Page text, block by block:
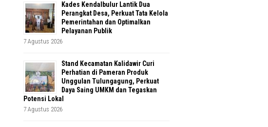
Kades Kendalbulur Lantik Dua
Perangkat Desa, Perkuat Tata Kelola
Pemerintahan dan Optimalkan
Pelayanan Publik
7 Agustus 2026
Stand Kecamatan Kalidawir Curi
Perhatian di Pameran Produk
Unggulan Tulungagung, Perkuat
Daya Saing UMKM dan Tegaskan
Potensi Lokal
7 Agustus 2026